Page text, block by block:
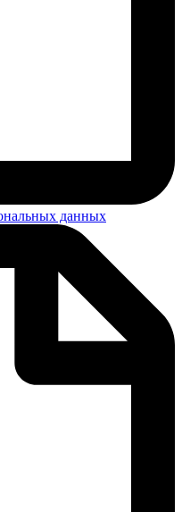
данных